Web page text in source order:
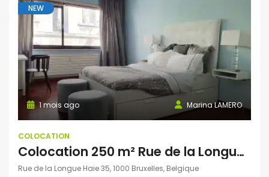
NEW
Marina LAMERO
1 mois ago
COLOCATION
Colocation 250 m² Rue de la Longue Haie, Bruxelles, Belgique
Rue de la Longue Haie 35, 1000 Bruxelles, Belgique